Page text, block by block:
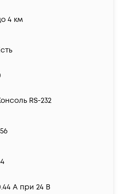
4 км
RS-232
А при 24 В